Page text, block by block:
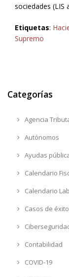
sociedades (LIS
Etiquetas:
Supremo
Categorías
Agencia
Autónomos
Ayudas
Calendario
Calendario
Casos de éxito
Contabilidad
COVID-19